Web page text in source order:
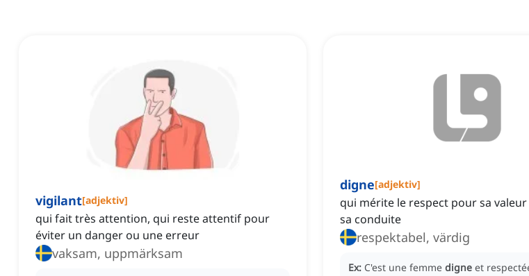
vigilant[adjektiv]
qui fait très attention, qui reste attentif pour
éviter un danger ou une erreur
vaksam, uppmärksam
digne[adjektiv]
qui mérite le respect pour sa
sa conduite
respektabel, värdig
Ex: C'est une femme digne et